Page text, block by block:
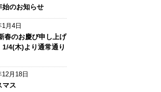
始のお知らせ
月4日
春のお慶び申し上げ
1/4(木)より通常通り
月18日
マス